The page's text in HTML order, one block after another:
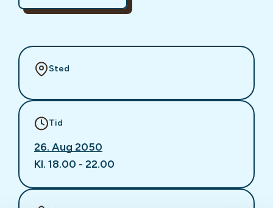
Sted
Tid
26. Aug 2050
Kl. 18.00 - 22.00